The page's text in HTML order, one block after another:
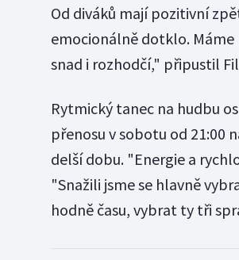
Od diváků mají pozitivní
emocionálně dotklo.
snad i rozhodčí," připustil
Rytmický tanec na hudbu
přenosu v sobotu od 21:00
delší dobu. "Energie a
"Snažili jsme se hlavně
hodně času, vybrat ty tři